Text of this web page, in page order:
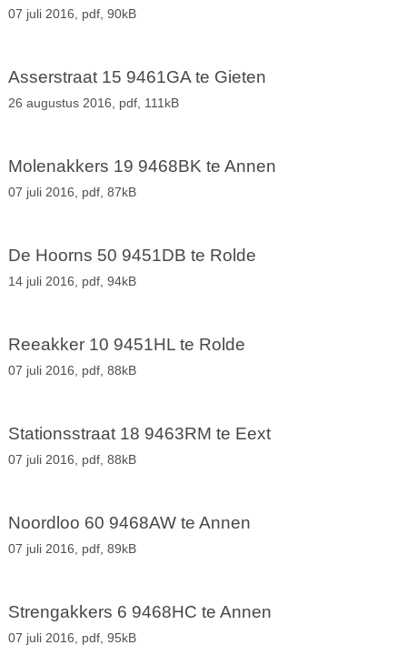
07 juli 2016, pdf, 90kB
Asserstraat 15 9461GA te Gieten
26 augustus 2016, pdf, 111kB
Molenakkers 19 9468BK te Annen
07 juli 2016, pdf, 87kB
De Hoorns 50 9451DB te Rolde
14 juli 2016, pdf, 94kB
Reeakker 10 9451HL te Rolde
07 juli 2016, pdf, 88kB
Stationsstraat 18 9463RM te Eext
07 juli 2016, pdf, 88kB
Noordloo 60 9468AW te Annen
07 juli 2016, pdf, 89kB
Strengakkers 6 9468HC te Annen
07 juli 2016, pdf, 95kB